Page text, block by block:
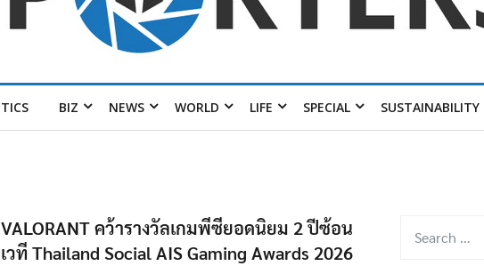
BIZ NEWS WORLD LIFE SPECIAL SUSTAINABILITY
VALORANT คว้ารางวัลเกมพีซียอดนิยม 2 ปีซ้อน
เวที Thailand Social AIS Gaming Awards 2026